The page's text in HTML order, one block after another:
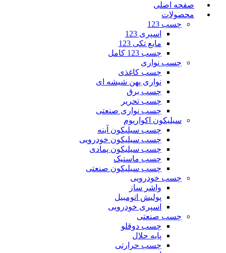
صفحه اصلی
محصولات
چسب 123
اسپری 123
مایع تکی 123
چسب 123 کامل
چسب نواری
چسب کاغذی
نواری پهن شیشه ای
چسب برق
چسب تحریر
چسب نواری صنعتی
سیلیکون اکواریوم
چسب سیلیکون آینه
چسب سیلیکون خودرویی
چسب سیلیکون پمادی
چسب ماستیک
چسب سیلیکون صنعتی
چسب خودرویی
واشر ساز
پولیش اتومبیل
اسپری خودرویی
چسب صنعتی
چسب دوقلو
پایه حلال
چسب حرارتی